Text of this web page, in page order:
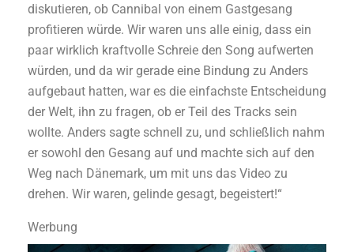
diskutieren, ob Cannibal von einem Gastgesang
profitieren würde. Wir waren uns alle einig, dass ein
paar wirklich kraftvolle Schreie den Song aufwerten
würden, und da wir gerade eine Bindung zu Anders
aufgebaut hatten, war es die einfachste Entscheidung
der Welt, ihn zu fragen, ob er Teil des Tracks sein
wollte. Anders sagte schnell zu, und schließlich nahm
er sowohl den Gesang auf und machte sich auf den
Weg nach Dänemark, um mit uns das Video zu
drehen. Wir waren, gelinde gesagt, begeistert!“
Werbung